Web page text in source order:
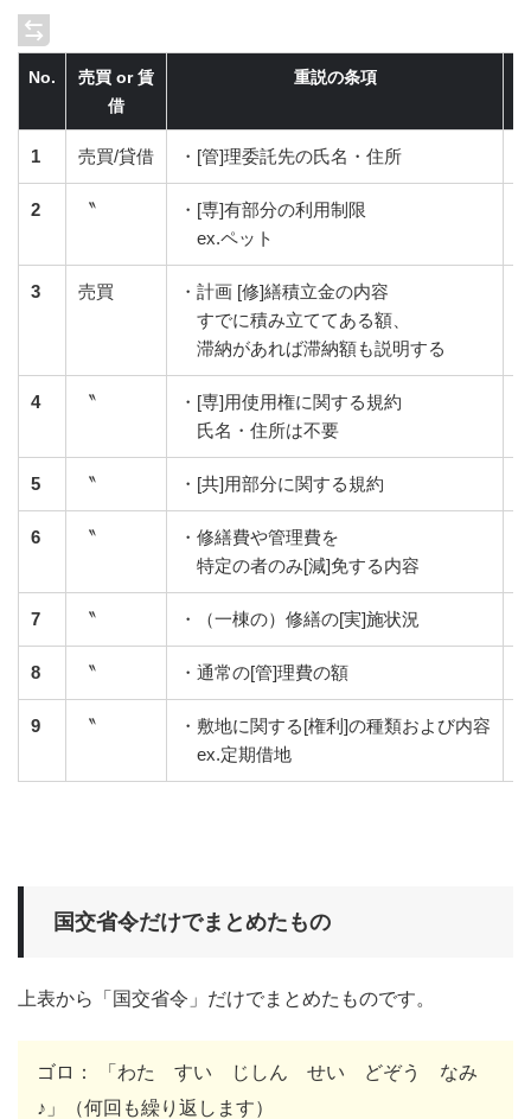
No.
売買 or 賃
借
重説の条項
1 売買/貸借 ・[管]理委託先の氏名・住所
2 〝
・[専]有部分の利用制限
ex.ペット
3 売買
・計画 [修]繕積立金の内容
すでに積み立ててある額、
滞納があれば滞納額も説明する
4 〝
・[専]用使用権に関する規約
氏名・住所は不要
5 〝 ・[共]用部分に関する規約
6 〝
・修繕費や管理費を
特定の者のみ[減]免する内容
7 〝 ・（一棟の）修繕の[実]施状況
8 〝 ・通常の[管]理費の額
9 〝
・敷地に関する[権利]の種類および内容
ex.定期借地
国交省令だけでまとめたもの
上表から「国交省令」だけでまとめたものです。
ゴロ： 「わた すい じしん せい どぞう なみ
♪」（何回も繰り返します）